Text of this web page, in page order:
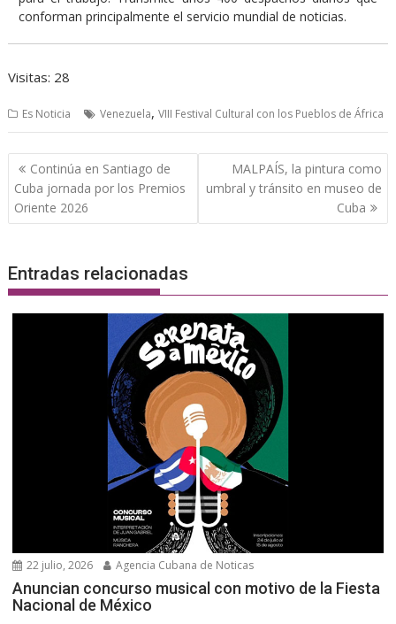
conforman principalmente el servicio mundial de noticias.
Visitas: 28
Es Noticia Venezuela,VIII Festival Cultural con los Pueblos de África
Navegación
de
entradas
Continúa en Santiago de
Cuba jornada por los Premios
Oriente 2026
MALPAÍS, la pintura como
umbral y tránsito en museo de
Cuba
Entradas relacionadas
22 julio, 2026 Agencia Cubana de Noticas
Anuncian concurso musical con motivo de la Fiesta
Nacional de México